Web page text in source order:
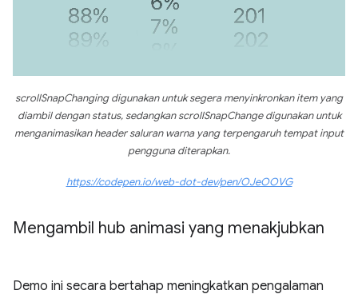
scrollSnapChanging digunakan untuk segera menyinkronkan item yang
diambil dengan status, sedangkan scrollSnapChange digunakan untuk
menganimasikan header saluran warna yang terpengaruh tempat input
pengguna diterapkan.
https://codepen.io/web-dot-dev/pen/OJeOOVG
Mengambil hub animasi yang menakjubkan
Demo ini secara bertahap meningkatkan pengalaman